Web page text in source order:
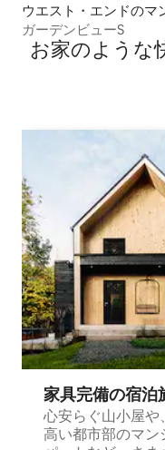
ウエスト・エンドのマ
ガーデンビューS
お家のような
家具完備の宿⁠泊⁠
心安らぐ山小屋や
高い都市部のマン